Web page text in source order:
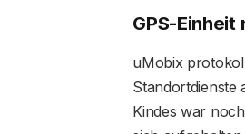
GPS-
uMobix
Standortdienste
Kindes war